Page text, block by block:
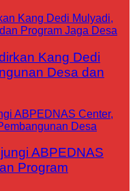
Kang Dedi
Desa dan
ABPEDNAS
Program